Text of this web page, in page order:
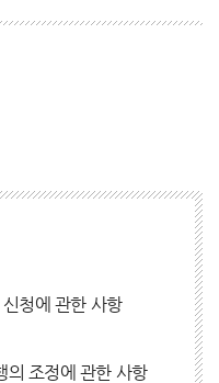
청에 관한 사항
의 조정에 관한 사항